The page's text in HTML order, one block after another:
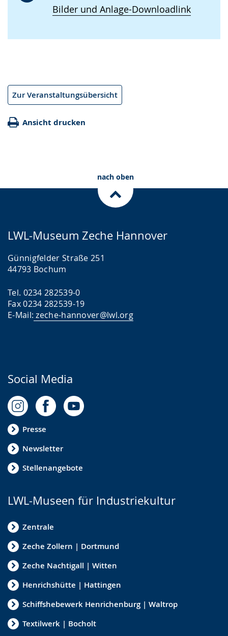
Bilder und Anlage-Downloadlink
Zur Veranstaltungsübersicht
Ansicht drucken
nach oben
LWL-Museum Zeche Hannover
Günnigfelder Straße 251
44793 Bochum
Tel. 0234 282539-0
Fax 0234 282539-19
E-Mail: zeche-hannover@lwl.org
Social Media
Presse
Newsletter
Stellenangebote
LWL-Museen für Industriekultur
Zentrale
Zeche Zollern | Dortmund
Zeche Nachtigall | Witten
Henrichshütte | Hattingen
Schiffshebewerk Henrichenburg | Waltrop
Textilwerk | Bocholt